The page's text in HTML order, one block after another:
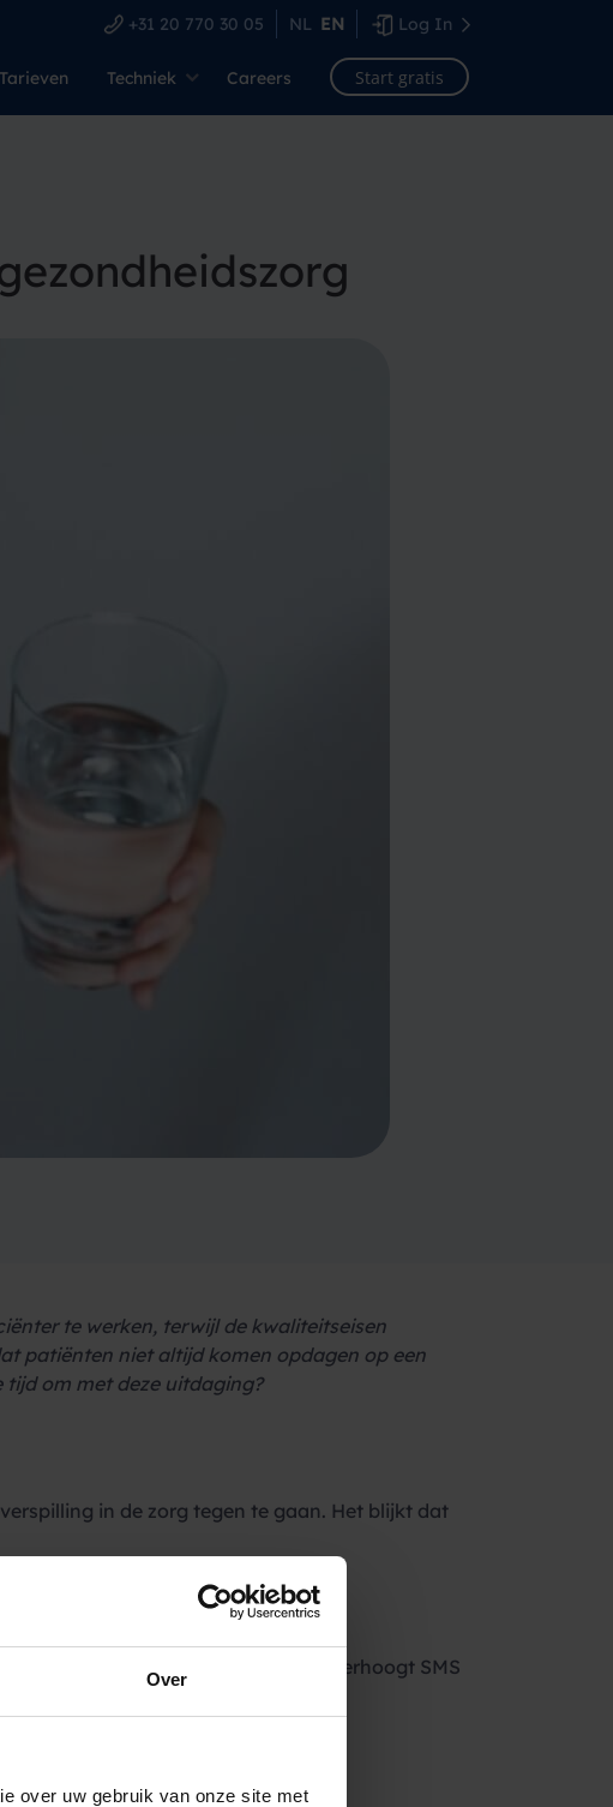
Over
over uw gebruik van onze site met
+31 20 770 30 05 NL EN Log In
Tarieven Techniek Careers Start gratis
te werken, terwijl de kwaliteitseisen
patiënten niet altijd komen opdagen op een
tijd om met deze uitdaging?
in de zorg tegen te gaan. Het blijkt dat
met minimaal 60%. Daarnaast verhoogt SMS
en wachtlijsten.